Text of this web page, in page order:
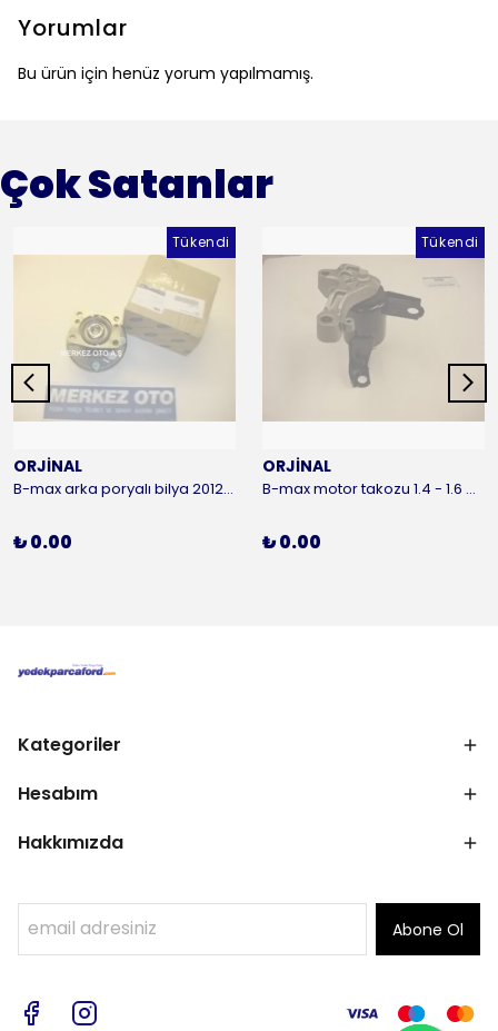
Yorumlar
Bu ürün için henüz yorum yapılmamış.
Çok Satanlar
Tükendi
ORJİNAL
B-max arka poryalı bilya 2012-2016 ORJİNAL
₺ 0.00
Tükendi
ORJİNAL
B-max motor takozu 1.4 - 1.6 benzinli 2012-2016 ORJİNAL
₺ 0.00
Kategoriler
Hesabım
Hakkımızda
Abone Ol